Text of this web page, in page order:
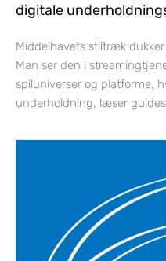
digitale
Middelhavets stiltræk
Man ser den i
spiluniverser og platforme,
underholdning, læser